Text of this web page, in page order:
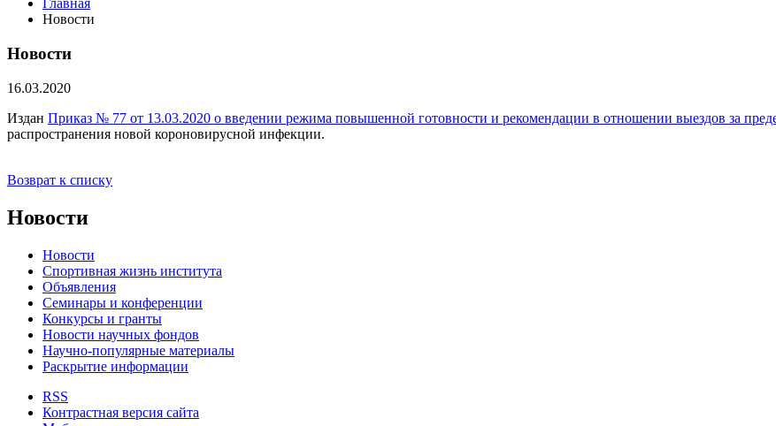
Главная
Новости
Новости
16.03.2020
Издан Приказ № 77 от 13.03.2020 о введении режима повышенной готовности и рекомендации в отношении выездов за
распространения новой короновирусной инфекции.
Возврат к списку
Новости
Новости
Спортивная жизнь института
Объявления
Семинары и конференции
Конкурсы и гранты
Новости научных фондов
Научно-популярные материалы
Раскрытие информации
RSS
Контрастная версия сайта